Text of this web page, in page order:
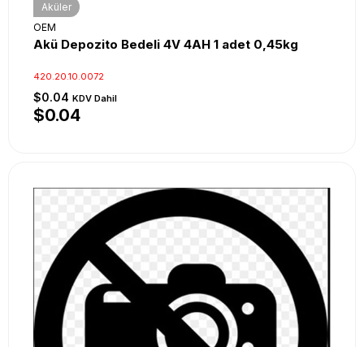
Aküler
OEM
Akü Depozito Bedeli 4V 4AH 1 adet 0,45kg
420.20.10.0072
$0.04 KDV Dahil
$0.04